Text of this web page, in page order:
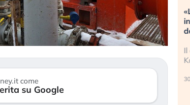
come
su Google
il
«La mia vita è rovinata». Investitori
in preda al panico dopo lo scoppio
della bolla AI
Kospi, mentre gli investitori retail (…)